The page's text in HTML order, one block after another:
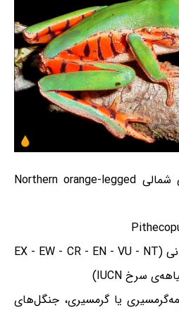
قورباغه‌ی برگی پا نارنجی شمالی Northern orange-legged
گونه‌ی با کم‌ترین نگرانی (EX - EW - CR - EN - VU - NT
یا گرمسیری، جنگل‌های